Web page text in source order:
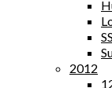
2012